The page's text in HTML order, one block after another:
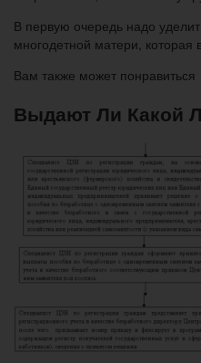
В первую очередь надо
многодетной матери,
Вам также может понравиться
Выдают Ли Какой